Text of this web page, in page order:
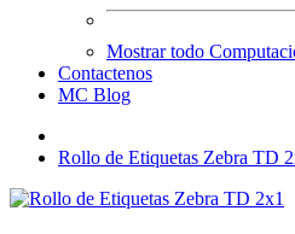
Mostrar todo
Contactenos
MC Blog
Rollo de Etiquetas Zebra TD